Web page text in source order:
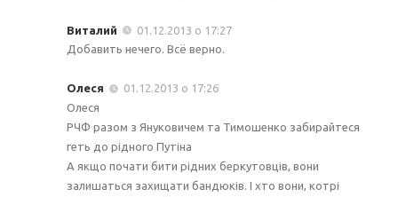
Виталий
01.12.2013 о 17:27
Добавить нечего. Всё верно.
Олеся
01.12.2013 о 17:26
Олеся
РЧФ разом з Януковичем та Тимошенко забирайтеся
геть до рідного Путіна
А якщо почати бити рідних беркутовців, вони
залишаться захищати бандюків. І хто вони, котрі